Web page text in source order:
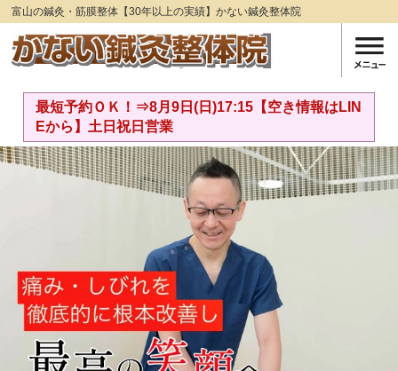
富山の鍼灸・筋膜整体【30年以上の実績】かない鍼灸整体院
最短予約ＯＫ！⇒8月9日(日)17:15【空き情報はLIN
Eから】土日祝日営業